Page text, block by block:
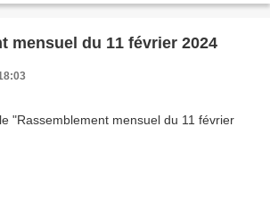
mensuel du 11 février 2024